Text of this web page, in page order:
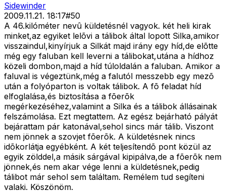
Sidewinder
2009.11.21. 18:17#50
A 46.kilóméter nevû küldetésnél vagyok. két heli kirak
minket,az egyiket lelõvi a tálibok által lopott Silka,amikor
visszaindul,kinyírjuk a Silkát majd irány egy híd,de elõtte
még egy faluban kell leverni a tálibokat,utána a hídhoz
közeli dombon,majd a híd túloldalán a faluban. Amikor a
faluval is végeztünk,még a falutól messzebb egy mezõ
után a folyóparton is voltak tálibok. A fõ feladat híd
elfoglalása,és biztosítása a fõerõk
megérkezéséhez,valamint a Silka és a tálibok állásainak
felszámolása. Ezt megtattem. Az egész bejárható pályát
bejárattam pár katonával,sehol sincs már tálib. Viszont
nem jönnek a szovjet fõerõk. A küldetésnek nincs
idõkorlátja egyébként. A két teljesítendõ pont közül az
egyik zölddel,a másik sárgával kipipálva,de a fõerõk nem
jönnek,és nem akar vége lenni a küldetésnek,pedig
tálibot már sehol sem találtam. Remélem tud segíteni
valaki. Köszönöm.